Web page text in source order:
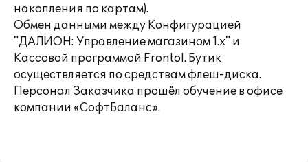
накопления по картам).
Обмен данными между Конфигурацией
"ДАЛИОН: Управление магазином 1.х" и
Кассовой программой Frontol. Бутик
осуществляется по средствам флеш-диска.
Персонал Заказчика прошёл обучение в офисе
компании «СофтБаланс».